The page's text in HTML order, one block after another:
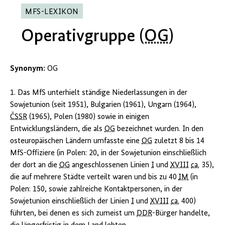
MFS-LEXIKON
Operativgruppe (OG)
Synonym: OG
1. Das MfS unterhielt ständige Niederlassungen in der
Sowjetunion (seit 1951), Bulgarien (1961), Ungarn (1964),
ČSSR (1965), Polen (1980) sowie in einigen
Entwicklungsländern, die als OG bezeichnet wurden. In den
osteuropäischen Ländern umfasste eine OG zuletzt 8 bis 14
MfS-Offiziere (in Polen: 20, in der Sowjetunion einschließlich
der dort an die OG angeschlossenen Linien I und XVIII ca. 35),
die auf mehrere Städte verteilt waren und bis zu 40 IM (in
Polen: 150, sowie zahlreiche Kontaktpersonen, in der
Sowjetunion einschließlich der Linien I und XVIII ca. 400)
führten, bei denen es sich zumeist um DDR-Bürger handelte,